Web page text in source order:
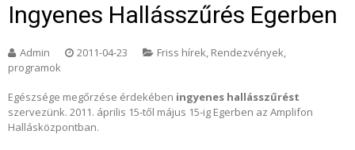
Ingyenes Hallásszűrés Egerben
Admin 2011-04-23 Friss hírek, Rendezvények,
programok
Egészsége megőrzése érdekében ingyenes hallásszűrést
szervezünk. 2011. április 15-től május 15-ig Egerben az Amplifon
Hallásközpontban.